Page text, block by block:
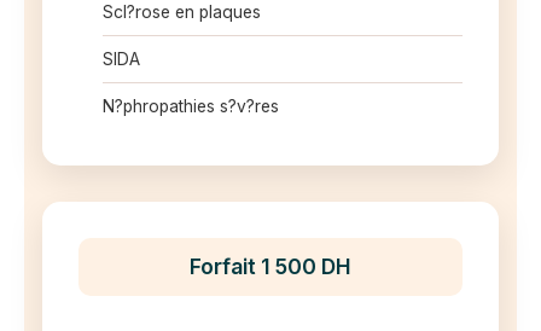
Scl?rose en plaques
SIDA
N?phropathies s?v?res
Forfait 1 500 DH